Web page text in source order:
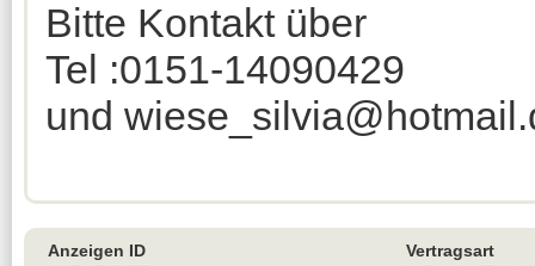
Bitte Kontakt über
Tel :0151-14090429
und
Anzeigen ID
Vertragsart